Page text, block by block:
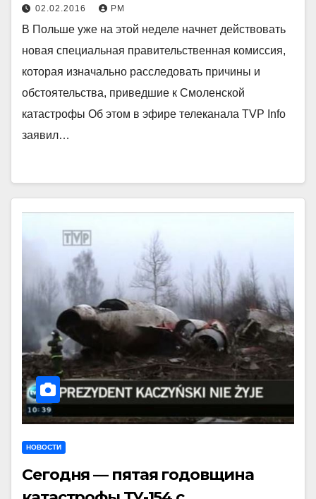
02.02.2016 РМ
В Польше уже на этой неделе начнет действовать
новая специальная правительственная комиссия,
которая изначально расследовать причины и
обстоятельства, приведшие к Смоленской
катастрофы Об этом в эфире телеканала TVP Info
заявил…
НОВОСТИ
Сегодня — пятая годовщина